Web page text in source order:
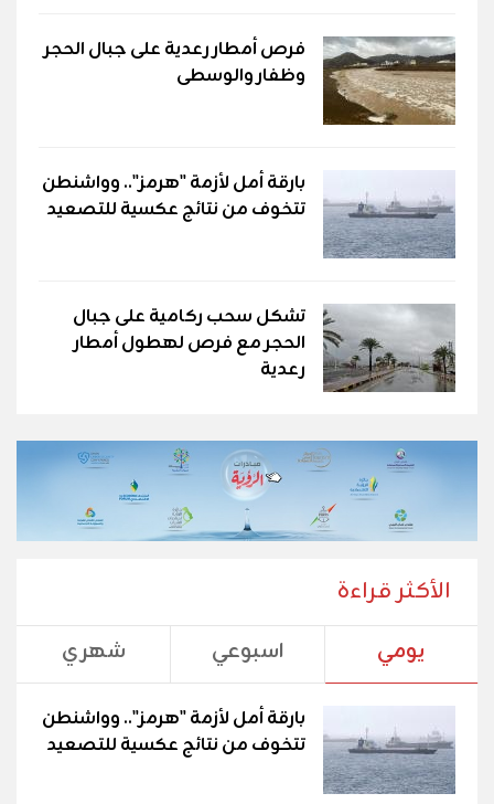
فرص أمطار رعدية على جبال الحجر
وظفار والوسطى
بارقة أمل لأزمة "هرمز".. وواشنطن
تتخوف من نتائج عكسية للتصعيد
تشكل سحب ركامية على جبال
الحجر مع فرص لهطول أمطار
رعدية
الأكثر قراءة
يومي اسبوعي شهري
بارقة أمل لأزمة "هرمز".. وواشنطن
تتخوف من نتائج عكسية للتصعيد